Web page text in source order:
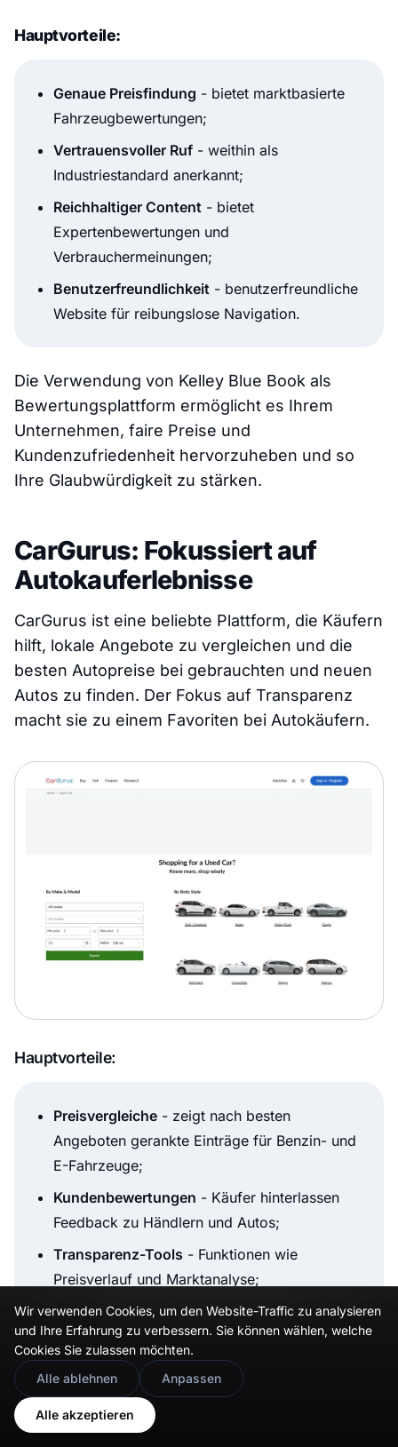
Hauptvorteile:
Genaue Preisfindung - bietet marktbasierte
Fahrzeugbewertungen;
Vertrauensvoller Ruf - weithin als
Industriestandard anerkannt;
Reichhaltiger Content - bietet
Expertenbewertungen und
Verbrauchermeinungen;
Benutzerfreundlichkeit - benutzerfreundliche
Website für reibungslose Navigation.
Die Verwendung von Kelley Blue Book als
Bewertungsplattform ermöglicht es Ihrem
Unternehmen, faire Preise und
Kundenzufriedenheit hervorzuheben und so
Ihre Glaubwürdigkeit zu stärken.
CarGurus: Fokussiert auf
Autokauferlebnisse
CarGurus ist eine beliebte Plattform, die Käufern
hilft, lokale Angebote zu vergleichen und die
besten Autopreise bei gebrauchten und neuen
Autos zu finden. Der Fokus auf Transparenz
macht sie zu einem Favoriten bei Autokäufern.
Hauptvorteile:
Preisvergleiche - zeigt nach besten
Angeboten gerankte Einträge für Benzin- und
E-Fahrzeuge;
Kundenbewertungen - Käufer hinterlassen
Feedback zu Händlern und Autos;
Transparenz-Tools - Funktionen wie
Preisverlauf und Marktanalyse;
Globale Reichweite- zwar US-fokussiert,
aber auch in anderen Regionen tätig.
CarGurus ist eine wertvolle Plattform zur
Präsentation von Kundenerfahrungen, die Ihrem
Wir verwenden Cookies, um den Website-Traffic zu analysieren
und Ihre Erfahrung zu verbessern. Sie können wählen, welche
Cookies Sie zulassen möchten.
Alle ablehnen
Anpassen
Alle akzeptieren
🇬🇧 Would you prefer this site in English?
View in English